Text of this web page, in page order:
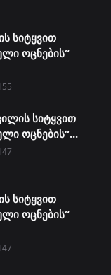
სიტყვით
ოცნების“
სიტყვით
ოცნების“...
სიტყვით
ოცნების“